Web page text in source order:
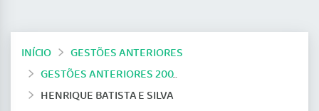
INÍCIO
GESTÕES ANTERIORES
GESTÕES ANTERIORES 2009-2014
HENRIQUE BATISTA E SILVA